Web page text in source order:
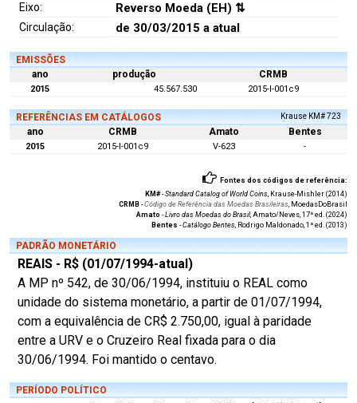
Eixo: Reverso Moeda (EH) ⇅
Circulação: de 30/03/2015 a atual
EMISSÕES
ano
produção CRMB
2015 45.567.530 2015-I-001c9
REFERÊNCIAS EM CATÁLOGOS Krause KM# 723
ano CRMB Amato Bentes
2015 2015-I-001c9 V-623 -
Fontes dos códigos de referência:
KM#-Standard Catalog of World Coins, Krause-Mishler (2014)
CRMB -Código de Referência das Moedas Brasileiras, MoedasDoBrasil
Amato -Livro das Moedas do Brasil, Amato/Neves, 17ª ed. (2024)
Bentes -Catálogo Bentes, Rodrigo Maldonado, 1ª ed. (2013)
PADRÃO MONETÁRIO
REAIS - R$ (01/07/1994-atual)
A MP nº 542, de 30/06/1994, instituiu o REAL como
unidade do sistema monetário, a partir de 01/07/1994,
com a equivalência de CR$ 2.750,00, igual à paridade
entre a URV e o Cruzeiro Real fixada para o dia
30/06/1994. Foi mantido o centavo.
PERÍODO POLÍTICO